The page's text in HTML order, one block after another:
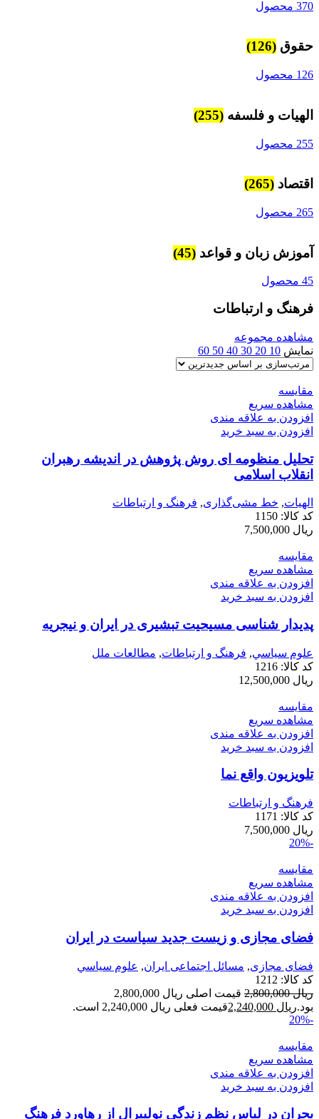
370 محصول
حقوق (126)
126 محصول
الهیات و فلسفه (255)
255 محصول
اقتصاد (265)
265 محصول
آموزش زبان و قواعد (45)
45 محصول
فرهنگ و ارتباطات
مشاهده مجموعه
نمایش 10
20
30
40
50
60
مقایسه
مشاهده سریع
افزودن به علاقه مندی
افزودن به سبد خرید
تحلیل منظومه ای روش پژوهش در اندیشه رهبران
انقلاب اسلامی
الهيات, خط مشی‌گذاری, فرهنگ و ارتباطات
کد کالا: 1150
ریال
مقایسه
مشاهده سریع
افزودن به علاقه مندی
افزودن به سبد خرید
پدیدار شناسی مسیحیت تبشیری در ایران و نیجریه
علوم سياسي, فرهنگ و ارتباطات, مطالعات ملل
کد کالا: 1216
ریال
مقایسه
مشاهده سریع
افزودن به علاقه مندی
افزودن به سبد خرید
تلویزیون واقع نما
فرهنگ و ارتباطات
کد کالا: 1171
ریال
-20%
مقایسه
مشاهده سریع
افزودن به علاقه مندی
افزودن به سبد خرید
فضای مجازی و زیست جدید سیاست در ایران
فضای مجازی, مسائل اجتماعی ایران, علوم سياسي
کد کالا: 1212
ریال2,800,000
قیمت اصلی ریال 2,800,000
بود.ریال
قیمت فعلی ریال 2,240,000 است.
-20%
مقایسه
مشاهده سریع
افزودن به علاقه مندی
افزودن به سبد خرید
بحران در لباس نظم زندگی نولیبرال از رهاورد فرهنگ